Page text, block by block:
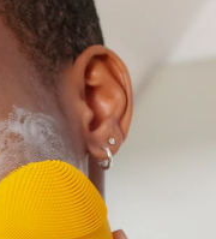
Mes appareils
Mes commandes
Mes adresses
Mes abonnements
Español
Português
Русский
繁體中文